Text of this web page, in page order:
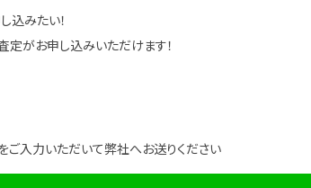
込みたい！
定がお申し込みいただけます！
入力いただいて弊社へお送りください